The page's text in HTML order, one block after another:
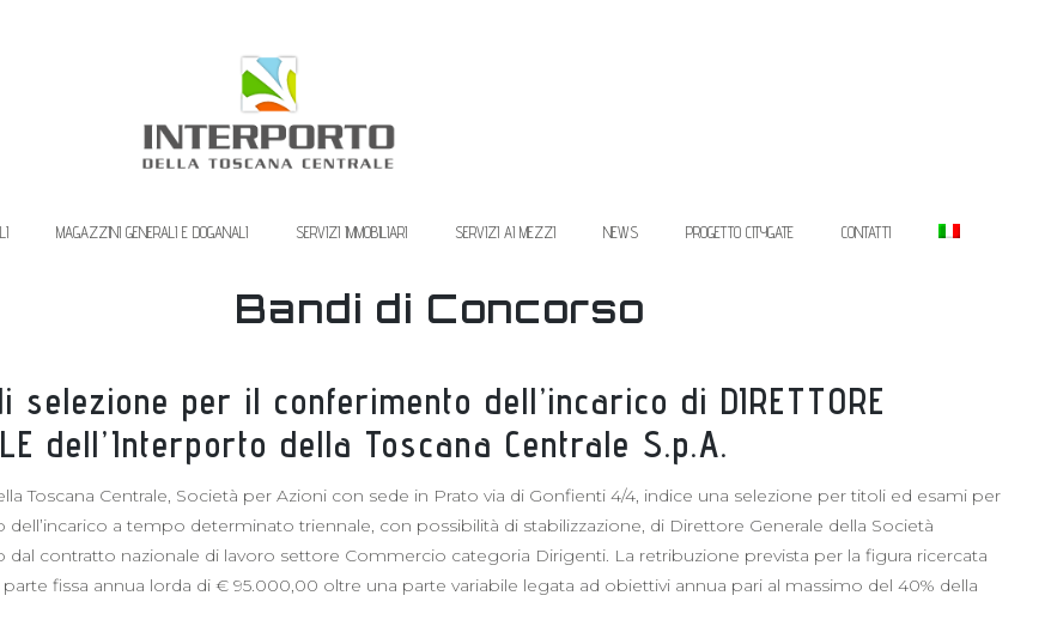
MAGAZZINI GENERALI E DOGANALI SERVIZI IMMOBILIARI SERVIZI AI MEZZI NEWS PROGETTO CITYGATE CONTATTI
Bandi di Concorso
selezione per il conferimento dell’incarico di DIRETTORE
dell’Interporto della Toscana Centrale S.p.A.
Toscana Centrale, Società per Azioni con sede in Prato via di Gonfienti 4/4, indice una selezione per titoli ed esami per
dell’incarico a tempo determinato triennale, con possibilità di stabilizzazione, di Direttore Generale della Società
dal contratto nazionale di lavoro settore Commercio categoria Dirigenti. La retribuzione prevista per la figura ricercata
fissa annua lorda di € 95.000,00 oltre una parte variabile legata ad obiettivi annua pari al massimo del 40% della